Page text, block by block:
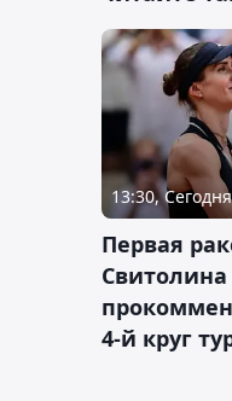
13:30, Сегодня
Первая
Свитолина
4-й круг